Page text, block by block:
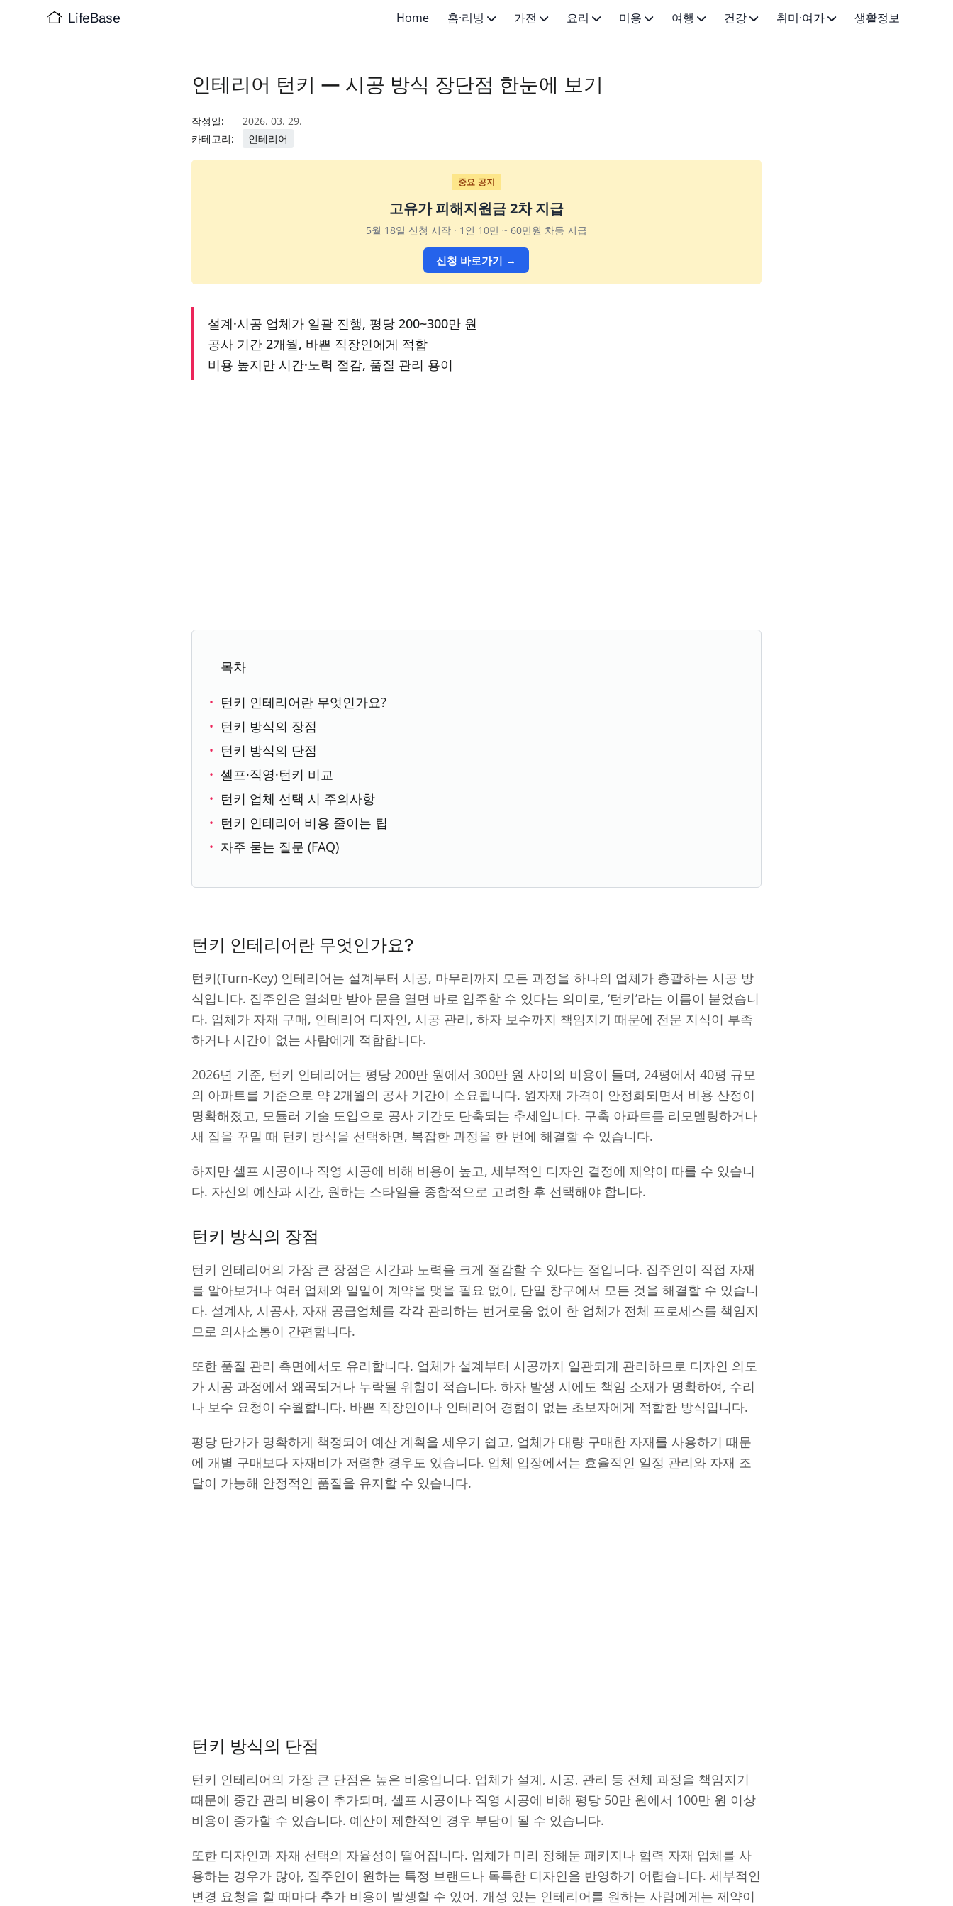
LifeBase Home 홈·리빙
홈케어
가전
주방가전
요리
한식 메인
미용
메이크업·화장품
여행 건강 취미·여가 생활정보
인테리어 턴키 — 시공 방식 장단점 한눈에 보기
작성일:
2026. 03. 29.
카테고리:
인테리어
중요 공지
고유가 피해지원금 2차 지급
5월 18일 신청 시작 · 1인 10만 ~ 60만원 차등 지급
신청 바로가기 →
설계·시공 업체가 일괄 진행, 평당 200~300만 원
공사 기간 2개월, 바쁜 직장인에게 적합
비용 높지만 시간·노력 절감, 품질 관리 용이
목차
턴키 인테리어란 무엇인가요?
턴키 방식의 장점
턴키 방식의 단점
셀프·직영·턴키 비교
턴키 업체 선택 시 주의사항
턴키 인테리어 비용 줄이는 팁
자주 묻는 질문 (FAQ)
턴키 인테리어란 무엇인가요?
턴키(Turn-Key) 인테리어는 설계부터 시공, 마무리까지 모든 과정을 하나의 업체가 총괄하는 시공 방
식입니다. 집주인은 열쇠만 받아 문을 열면 바로 입주할 수 있다는 의미로, ‘턴키’라는 이름이 붙었습니
다. 업체가 자재 구매, 인테리어 디자인, 시공 관리, 하자 보수까지 책임지기 때문에 전문 지식이 부족
하거나 시간이 없는 사람에게 적합합니다.
2026년 기준, 턴키 인테리어는 평당 200만 원에서 300만 원 사이의 비용이 들며, 24평에서 40평 규모
의 아파트를 기준으로 약 2개월의 공사 기간이 소요됩니다. 원자재 가격이 안정화되면서 비용 산정이
명확해졌고, 모듈러 기술 도입으로 공사 기간도 단축되는 추세입니다. 구축 아파트를 리모델링하거나
새 집을 꾸밀 때 턴키 방식을 선택하면, 복잡한 과정을 한 번에 해결할 수 있습니다.
하지만 셀프 시공이나 직영 시공에 비해 비용이 높고, 세부적인 디자인 결정에 제약이 따를 수 있습니
다. 자신의 예산과 시간, 원하는 스타일을 종합적으로 고려한 후 선택해야 합니다.
턴키 방식의 장점
턴키 인테리어의 가장 큰 장점은 시간과 노력을 크게 절감할 수 있다는 점입니다. 집주인이 직접 자재
를 알아보거나 여러 업체와 일일이 계약을 맺을 필요 없이, 단일 창구에서 모든 것을 해결할 수 있습니
다. 설계사, 시공사, 자재 공급업체를 각각 관리하는 번거로움 없이 한 업체가 전체 프로세스를 책임지
므로 의사소통이 간편합니다.
또한 품질 관리 측면에서도 유리합니다. 업체가 설계부터 시공까지 일관되게 관리하므로 디자인 의도
가 시공 과정에서 왜곡되거나 누락될 위험이 적습니다. 하자 발생 시에도 책임 소재가 명확하여, 수리
나 보수 요청이 수월합니다. 바쁜 직장인이나 인테리어 경험이 없는 초보자에게 적합한 방식입니다.
평당 단가가 명확하게 책정되어 예산 계획을 세우기 쉽고, 업체가 대량 구매한 자재를 사용하기 때문
에 개별 구매보다 자재비가 저렴한 경우도 있습니다. 업체 입장에서는 효율적인 일정 관리와 자재 조
달이 가능해 안정적인 품질을 유지할 수 있습니다.
턴키 방식의 단점
턴키 인테리어의 가장 큰 단점은 높은 비용입니다. 업체가 설계, 시공, 관리 등 전체 과정을 책임지기
때문에 중간 관리 비용이 추가되며, 셀프 시공이나 직영 시공에 비해 평당 50만 원에서 100만 원 이상
비용이 증가할 수 있습니다. 예산이 제한적인 경우 부담이 될 수 있습니다.
또한 디자인과 자재 선택의 자율성이 떨어집니다. 업체가 미리 정해둔 패키지나 협력 자재 업체를 사
용하는 경우가 많아, 집주인이 원하는 특정 브랜드나 독특한 디자인을 반영하기 어렵습니다. 세부적인
변경 요청을 할 때마다 추가 비용이 발생할 수 있어, 개성 있는 인테리어를 원하는 사람에게는 제약이